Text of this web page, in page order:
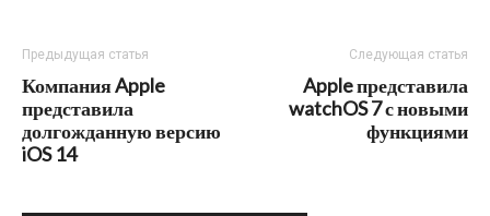
Предыдущая статья
Компания Apple
представила
долгожданную версию
iOS 14
Следующая статья
Apple представила
watchOS 7 с новыми
функциями